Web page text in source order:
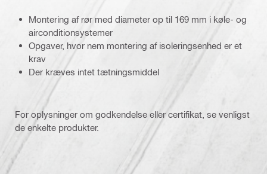
Montering af rør med diameter op til 169 mm i køle- og
airconditionsystemer
Opgaver, hvor nem montering af isoleringsenhed er et
krav
Der kræves intet tætningsmiddel
For oplysninger om godkendelse eller certifikat, se venligst
de enkelte produkter.